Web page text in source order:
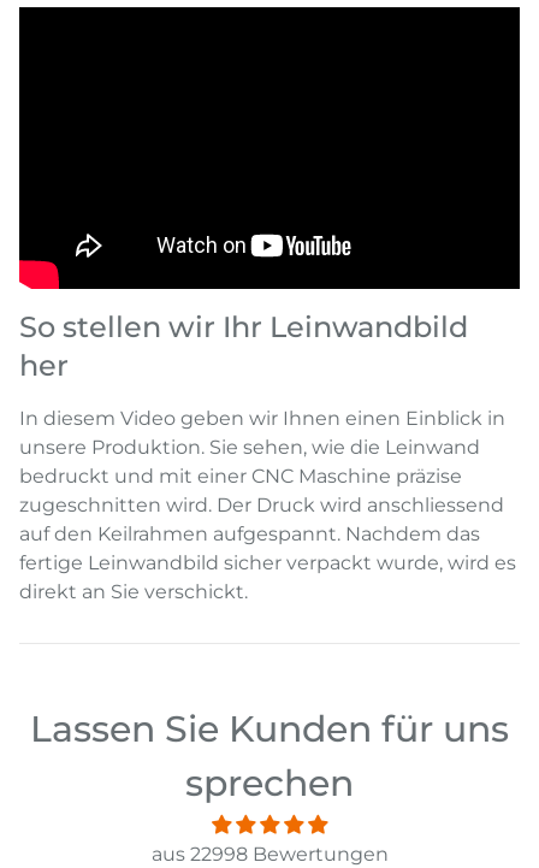
So stellen wir Ihr Leinwandbild
her
In diesem Video geben wir Ihnen einen Einblick in
unsere Produktion. Sie sehen, wie die Leinwand
bedruckt und mit einer CNC Maschine präzise
zugeschnitten wird. Der Druck wird anschliessend
auf den Keilrahmen aufgespannt. Nachdem das
fertige Leinwandbild sicher verpackt wurde, wird es
direkt an Sie verschickt.
Lassen Sie Kunden für uns
sprechen
aus 22998 Bewertungen